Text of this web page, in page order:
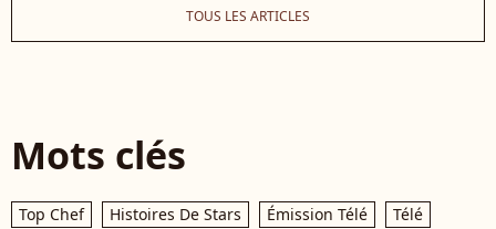
TOUS LES ARTICLES
Mots clés
Top Chef Histoires De Stars Émission Télé
Télé